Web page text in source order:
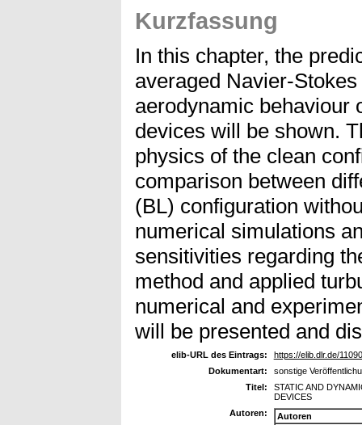
Kurzfassung
In this chapter, the
averaged Navier-
aerodynamic behaviour
devices will be shown.
physics of the clean
comparison between
(BL) configuration
numerical simulations
sensitivities regarding
method and applied
numerical and
will be presented and
elib-URL des Eintrags:
https://elib.dlr.de/
Dokumentart:
sonstige
Titel:
STATIC AND
DEVICES
Autoren:
Autoren